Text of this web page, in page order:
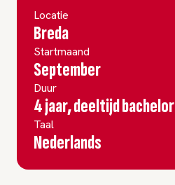
Locatie
Breda
Startmaand
September
Duur
4 jaar, deeltijd bachelor
Taal
Nederlands